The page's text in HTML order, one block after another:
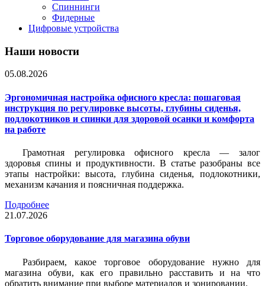
Спиннинги
Фидерные
Цифровые устройства
Наши новости
05.08.2026
Эргономичная настройка офисного кресла: пошаговая
инструкция по регулировке высоты, глубины сиденья,
подлокотников и спинки для здоровой осанки и комфорта
на работе
Грамотная регулировка офисного кресла — залог
здоровья спины и продуктивности. В статье разобраны все
этапы настройки: высота, глубина сиденья, подлокотники,
механизм качания и поясничная поддержка.
Подробнее
21.07.2026
Торговое оборудование для магазина обуви
Разбираем, какое торговое оборудование нужно для
магазина обуви, как его правильно расставить и на что
обратить внимание при выборе материалов и зонировании.